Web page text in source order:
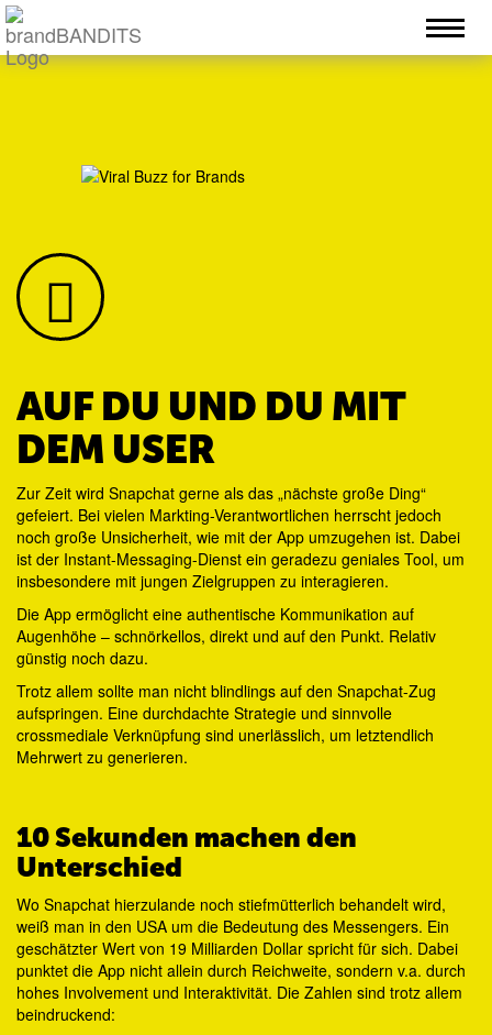
AUF DU UND DU MIT
DEM USER
Zur Zeit wird Snapchat gerne als das „nächste große Ding“
gefeiert. Bei vielen Markting-Verantwortlichen herrscht jedoch
noch große Unsicherheit, wie mit der App umzugehen ist. Dabei
ist der Instant-Messaging-Dienst ein geradezu geniales Tool, um
insbesondere mit jungen Zielgruppen zu interagieren.
Die App ermöglicht eine authentische Kommunikation auf
Augenhöhe – schnörkellos, direkt und auf den Punkt. Relativ
günstig noch dazu.
Trotz allem sollte man nicht blindlings auf den Snapchat-Zug
aufspringen. Eine durchdachte Strategie und sinnvolle
crossmediale Verknüpfung sind unerlässlich, um letztendlich
Mehrwert zu generieren.
10 Sekunden machen den
Unterschied
Wo Snapchat hierzulande noch stiefmütterlich behandelt wird,
weiß man in den USA um die Bedeutung des Messengers. Ein
geschätzter Wert von 19 Milliarden Dollar spricht für sich. Dabei
punktet die App nicht allein durch Reichweite, sondern v.a. durch
hohes Involvement und Interaktivität. Die Zahlen sind trotz allem
beindruckend: